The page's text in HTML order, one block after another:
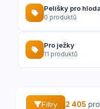
Pelíšky pro
0 produktů
Pro ježky
11 produktů
Filtry 2 405